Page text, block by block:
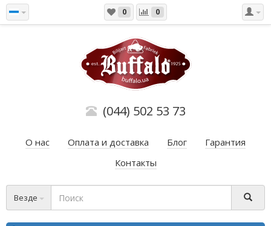
0 0
(044) 502 53 73
О нас Оплата и доставка Блог
Гарантия
Контакты
Везде